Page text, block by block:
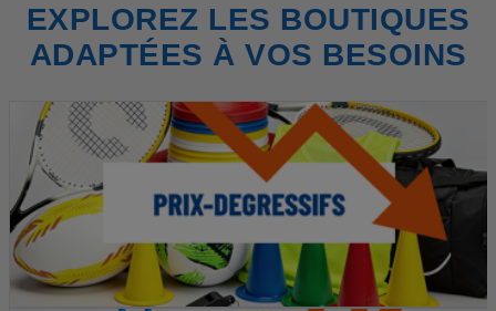
EXPLOREZ LES BOUTIQUES
ADAPTÉES À VOS BESOINS